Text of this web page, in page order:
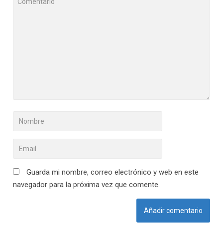
Guarda mi nombre, correo electrónico y web en este
navegador para la próxima vez que comente.